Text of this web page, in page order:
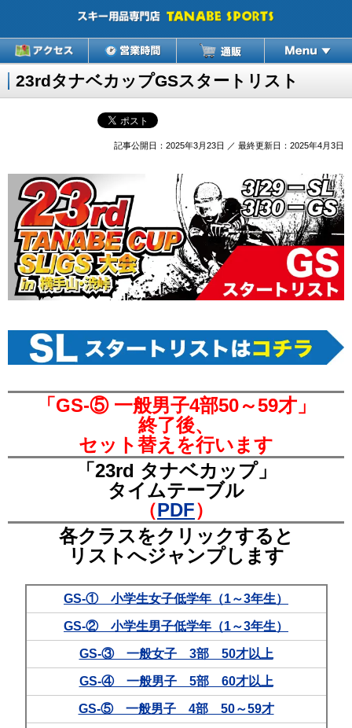
23rdタナベカップGSスタートリスト
記事公開日：2025年3月23日 ／ 最終更新日：2025年4月3日
「GS-⑤ 一般男子4部50～59才」
終了後、
セット替えを行います
「23rd タナベカップ」
タイムテーブル
（PDF）
各クラスをクリックすると
リストへジャンプします
GS-① 小学生女子低学年（1～3年生）
GS-② 小学生男子低学年（1～3年生）
GS-③ 一般女子 3部 50才以上
GS-④ 一般男子 5部 60才以上
GS-⑤ 一般男子 4部 50～59才